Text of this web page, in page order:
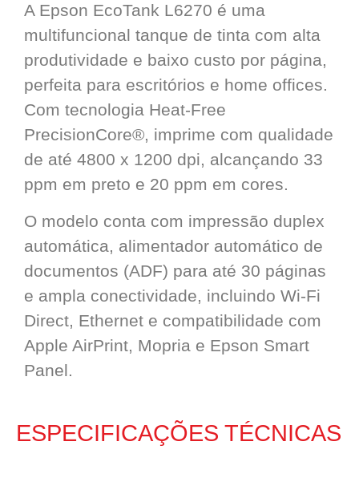
A Epson EcoTank L6270 é uma
multifuncional tanque de tinta com alta
produtividade e baixo custo por página,
perfeita para escritórios e home offices.
Com tecnologia Heat-Free
PrecisionCore®, imprime com qualidade
de até 4800 x 1200 dpi, alcançando 33
ppm em preto e 20 ppm em cores.
O modelo conta com impressão duplex
automática, alimentador automático de
documentos (ADF) para até 30 páginas
e ampla conectividade, incluindo Wi-Fi
Direct, Ethernet e compatibilidade com
Apple AirPrint, Mopria e Epson Smart
Panel.
ESPECIFICAÇÕES TÉCNICAS